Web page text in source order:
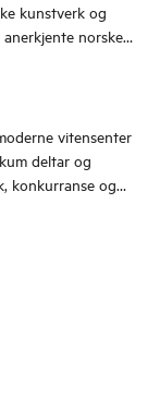
kunstverk og
norske
vitensenter
deltar og
konkurranse og